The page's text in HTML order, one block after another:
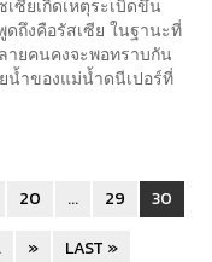
ถึงคือรัสเซีย ในฐานะที่
ายคนคงจะพอทราบกัน
น้ำของแม่น้ำดนีเปอร์ที่
20 ... 29
30
» LAST »